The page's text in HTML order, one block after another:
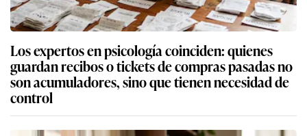
Los expertos en psicología coinciden: quienes
guardan recibos o tickets de compras pasadas no
son acumuladores, sino que tienen necesidad de
control